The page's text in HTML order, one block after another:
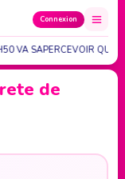
Connexion
VA SAPERCEVOIR QUIL…
de